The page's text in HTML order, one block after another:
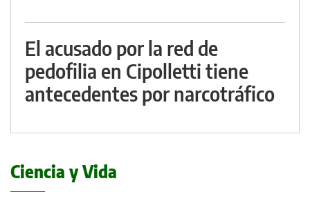
El acusado por la red de
pedofilia en Cipolletti tiene
antecedentes por narcotráfico
Ciencia y Vida